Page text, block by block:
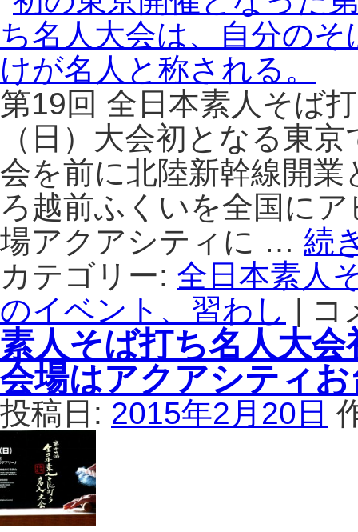
空
間
で
店
主
厳
選
の
蕎
麦
と
麦
酒
が
楽
め
る。
は
の
パ
ン
食
堂
は
る
ひ
は、
天
然
母
ン
ス
ト
ウ
ブ
料
第19回 全日本素人そば
（日）大会初となる東
会を前に北陸新幹線開
ろ越前ふくいを全国に
場アクアシティに … 続
カテゴリー: 全日本素人
のイベント、習わし |
初
の
東
京
開
催
と
コ
素人そば打ち名人大
会場はアクアシティ
投稿日: 2015年2月20日